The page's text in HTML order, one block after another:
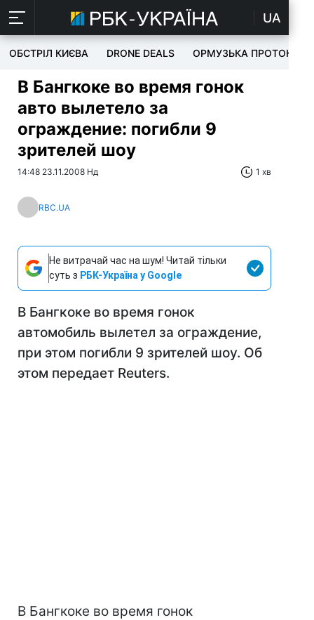
UA
ОБСТРІЛ КИЄВА DRONE DEALS ОРМУЗЬКА ПРОТОКА
В Бангкоке во время гонок
авто вылетело за
ограждение: погибли 9
зрителей шоу
14:48 23.11.2008 Нд 1 хв
RBC.UA
Не витрачай час на шум! Читай тільки
суть з РБК-Україна у Google
В Бангкоке во время гонок
автомобиль вылетел за ограждение,
при этом погибли 9 зрителей шоу. Об
этом передает Reuters.
В Бангкоке во время гонок